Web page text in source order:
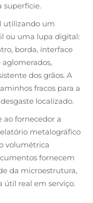
superfície.
utilizando um
ou uma lupa digital:
borda, interface
dos grãos. A
fracos para a
localizado.
ao fornecedor a
metalográfico
volumétrica
fornecem
da microestrutura,
útil real em serviço.